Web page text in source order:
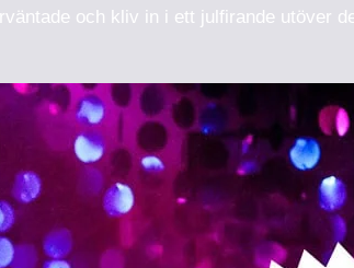
och kliv in i ett julfirande utöver